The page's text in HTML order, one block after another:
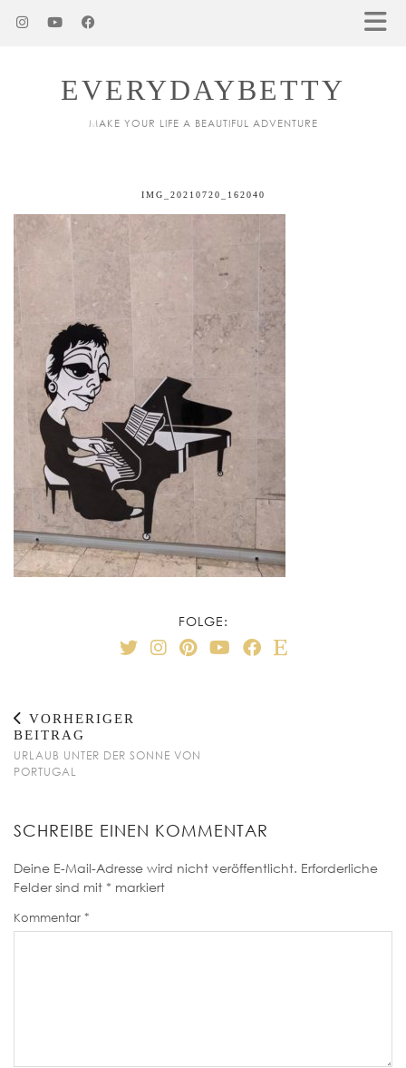
EVERYDAYBETTY
MAKE YOUR LIFE A BEAUTIFUL ADVENTURE
IMG_20210720_162040
FOLGE:
VORHERIGER
BEITRAG
URLAUB UNTER DER SONNE VON
PORTUGAL
SCHREIBE EINEN KOMMENTAR
Deine E-Mail-Adresse wird nicht veröffentlicht. Erforderliche
Felder sind mit * markiert
Kommentar *